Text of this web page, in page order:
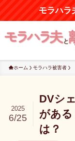
モラハラ
ホーム モラハラ被害者
DVシ
がある
は？
2025
6/25